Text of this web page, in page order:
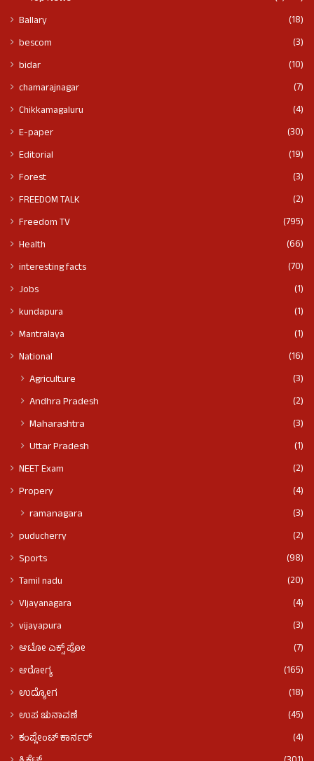
Ballary
(18)
bescom
(3)
bidar
(10)
chamarajnagar
(7)
Chikkamagaluru
(4)
E-paper
(30)
Editorial
(19)
Forest
(3)
FREEDOM TALK
(2)
Freedom TV
(795)
Health
(66)
interesting facts
(70)
Jobs
(1)
kundapura
(1)
Mantralaya
(1)
National
(16)
Agriculture
(3)
Andhra Pradesh
(2)
Maharashtra
(3)
Uttar Pradesh
(1)
NEET Exam
(2)
Propery
(4)
ramanagara (3)
puducherry
(2)
Sports
(98)
Tamil nadu
(20)
VIjayanagara
(4)
vijayapura
(3)
ಆಟೋ ಎಕ್ಸ್ ಪೋ
(7)
ಆರೋಗ್ಯ
(165)
ಉದ್ಯೋಗ
(18)
ಉಪ ಚುನಾವಣೆ
(45)
ಕಂಪ್ಲೇಂಟ್ ಕಾರ್ನರ್
(4)